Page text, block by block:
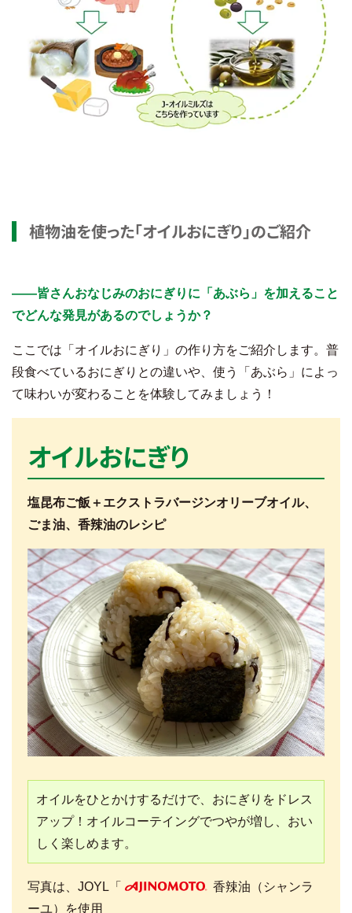
植物油を使った「オイルおにぎり」のご紹介
――皆さんおなじみのおにぎりに「あぶら」を加えること
でどんな発見があるのでしょうか？
ここでは「オイルおにぎり」の作り方をご紹介します。普
段食べているおにぎりとの違いや、使う「あぶら」によっ
て味わいが変わることを体験してみましょう！
オイルおにぎり
塩昆布ご飯＋エクストラバージンオリーブオイル、
ごま油、香辣油のレシピ
オイルをひとかけするだけで、おにぎりをドレス
アップ！オイルコーテイングでつやが増し、おい
しく楽しめます。
写真は、JOYL「
香辣油（シャンラ
ーユ）を使用